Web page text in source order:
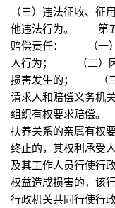
（三）违法征收、
他违法行为。 第五
赔偿责任： （一）
人行为； （二）因
损害发生的； （三
请求人和赔偿义务
组织有权要求赔偿
扶养关系的亲属有
终止的，其权利承
及其工作人员行使行
权益造成损害的，
行政机关共同行使行